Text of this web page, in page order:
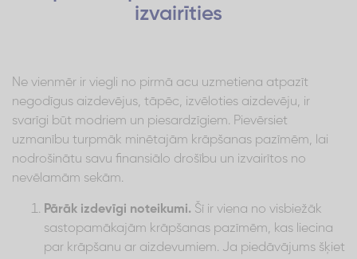
izvairīties
Ne vienmēr ir viegli no pirmā acu uzmetiena atpazīt
negodīgus aizdevējus, tāpēc, izvēloties aizdevēju, ir
svarīgi būt modriem un piesardzīgiem. Pievērsiet
uzmanību turpmāk minētajām krāpšanas pazīmēm, lai
nodrošinātu savu finansiālo drošību un izvairītos no
nevēlamām sekām.
Pārāk izdevīgi noteikumi. Šī ir viena no visbiežāk
sastopamākajām krāpšanas pazīmēm, kas liecina
par krāpšanu ar aizdevumiem. Ja piedāvājums šķiet